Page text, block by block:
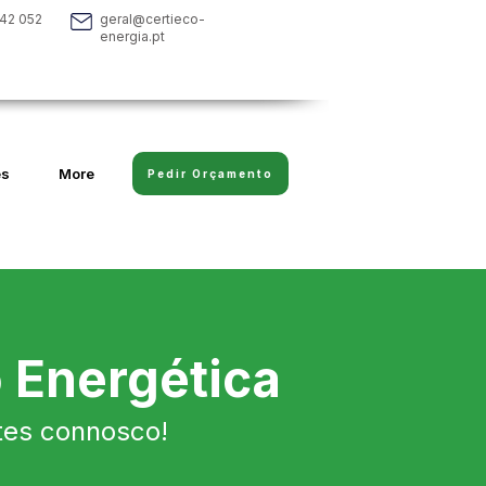
052
geral@certieco-
energia.pt
More Pedir Orçamento
connosco!